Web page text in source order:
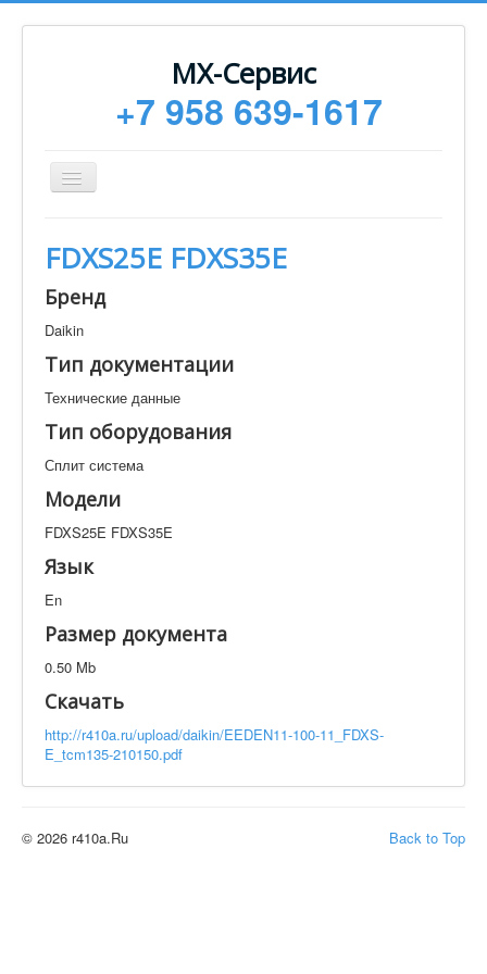
МХ-Сервис
+7 958 639-1617
Toggle
Navigation
Монтаж
Сервисное обслуживание
Техническая документация
Статьи
Техническая документация
Искать
Производитель
Элементов на страницу
FDXS25E FDXS35E
Бренд
Daikin
Тип документации
Технические данные
Тип оборудования
Сплит система
Модели
FDXS25E FDXS35E
Язык
En
Размер документа
0.50 Mb
Скачать
http://r410a.ru/upload/daikin/EEDEN11-100-11_FDXS-
E_tcm135-210150.pdf
Back to Top
© 2026 r410a.Ru